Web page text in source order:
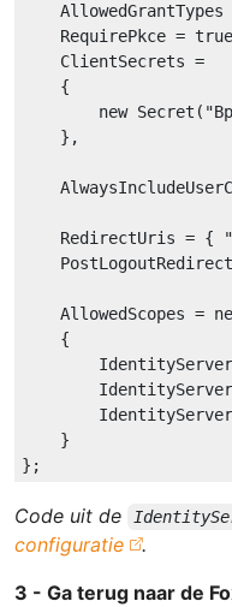
AllowedGrantTypes
    RequirePkce =
true
    ClientSecrets =
    {
        new Secret(
    },
    RedirectUris = {
AllowedScopes =
    {
    }
Code uit de
configuratie
.
3 - Ga terug naar de